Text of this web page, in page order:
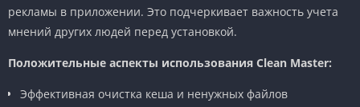
рекламы в приложении. Это подчеркивает важность учета
мнений других людей перед установкой.
Положительные аспекты использования Clean Master:
Эффективная очистка кеша и ненужных файлов